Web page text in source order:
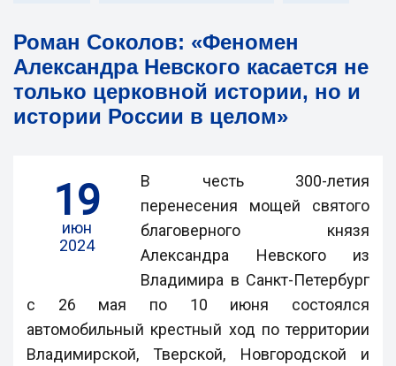
Роман Соколов: «Феномен
Александра Невского касается не
только церковной истории, но и
истории России в целом»
19
июн
2024
В честь 300-летия
перенесения мощей святого
благоверного князя
Александра Невского из
Владимира в Санкт-Петербург
с 26 мая по 10 июня состоялся
автомобильный крестный ход по территории
Владимирской, Тверской, Новгородской и